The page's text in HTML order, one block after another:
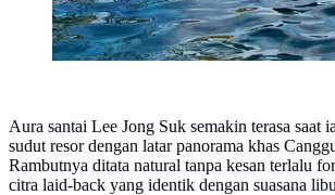
Aura santai Lee Jong Suk semakin terasa saat
sudut resor dengan latar panorama khas
Rambutnya ditata natural tanpa kesan terlalu
citra laid-back yang identik dengan suasana